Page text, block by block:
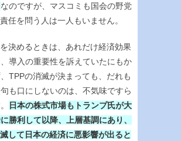
なのですが、マスコミも国会の野党
任を問う人は一人もいません。
決めるときは、あれだけ経済効果
導入の重要性を訴えていたにもか
TPPの消滅が決まっても、だれも
も口にしないのは、不気味ですら
日本の株式市場もトランプ氏が大
勝利して以降、上層基調にあり、
して日本の経済に悪影響が出ると